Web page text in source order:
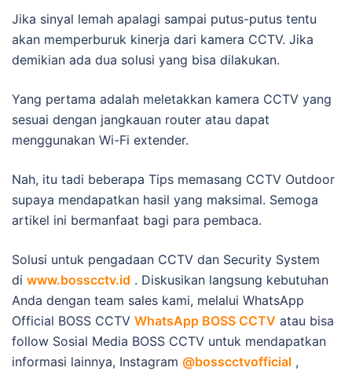
Jika sinyal lemah apalagi sampai putus-putus tentu
akan memperburuk kinerja dari kamera CCTV. Jika
demikian ada dua solusi yang bisa dilakukan.
Yang pertama adalah meletakkan kamera CCTV yang
sesuai dengan jangkauan router atau dapat
menggunakan Wi-Fi extender.
Nah, itu tadi beberapa Tips memasang CCTV Outdoor
supaya mendapatkan hasil yang maksimal. Semoga
artikel ini bermanfaat bagi para pembaca.
Solusi untuk pengadaan CCTV dan Security System
di www.bosscctv.id . Diskusikan langsung kebutuhan
Anda dengan team sales kami, melalui WhatsApp
Official BOSS CCTV WhatsApp BOSS CCTV atau bisa
follow Sosial Media BOSS CCTV untuk mendapatkan
informasi lainnya, Instagram @bosscctvofficial ,